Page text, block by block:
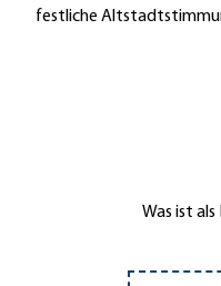
festliche
Was ist